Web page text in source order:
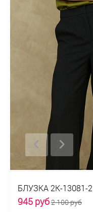
БЛУЗКА 2К-13081-2
945 руб2 100 руб